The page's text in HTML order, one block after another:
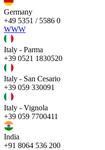
Germany
+49 5351 / 5586 0
WWW
Italy - Parma
+39 0521 1830520
Italy - San Cesario
+39 059 330091
Italy - Vignola
+39 059 7700411
India
+91 8064 536 200